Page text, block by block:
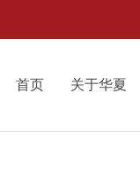
首页 关于华夏